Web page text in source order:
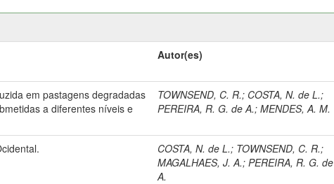
Autor(es)
em pastagens degradadas
a diferentes níveis e
TOWNSEND, C. R.; COSTA, N. de L.;
PEREIRA, R. G. de A.;MENDES, A. M.
COSTA, N. de L.; TOWNSEND, C. R.;
MAGALHAES, J. A.;PEREIRA, R. G. de
A.